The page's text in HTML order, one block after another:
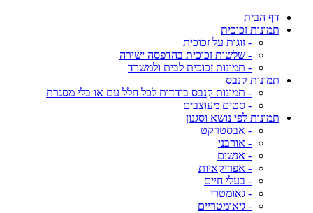
דף הבית
תמונות זכוכית
- זוגות על זכוכית
- שלשות זכוכית בהדפסה ישירה
- תמונות זכוכית לבית ולמשרד
תמונות קנבס
- תמונות קנבס בודדות לכל חלל עם או בלי מסגרת
- סטים מעוצבים
תמונות לפי נושא וסגנון
- אבסטרקט
- אורבני
- אנשים
- אפריקאיות
- בעלי חיים
- גאומטרי
- גיאומטריים